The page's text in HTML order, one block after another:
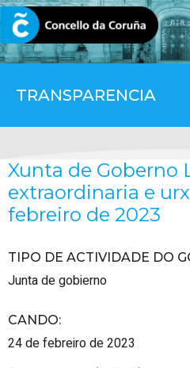
TRANSPARENCIA
CORUNA.GAL
Xunta de Goberno
extraordinaria e
febreiro de 2023
TIPO DE ACTIVIDADE DO
Junta de gobierno
CANDO:
24 de febreiro de 2023